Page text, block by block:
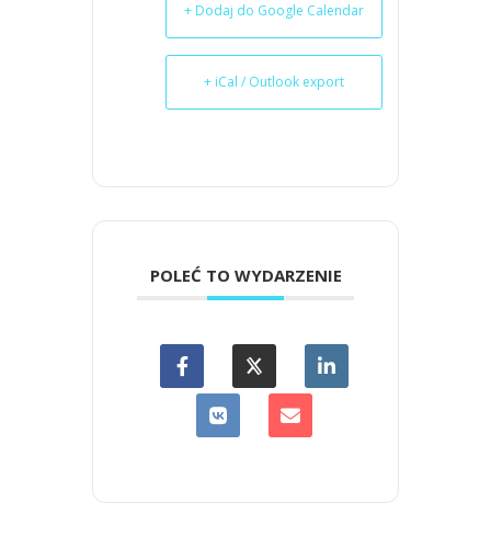
+ Dodaj do Google Calendar
+ iCal / Outlook export
POLEĆ TO WYDARZENIE